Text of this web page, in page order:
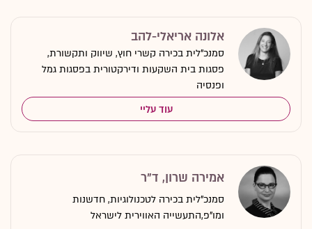
אלונה אריאלי-להב
סמנכ"לית בכירה קשרי חוץ, שיווק ותקשורת,
פסגות בית השקעות ודירקטורית בפסגות גמל
ופנסיה
עוד עליי
אמירה שרון, ד"ר
סמנכ"לית בכירה לטכנולוגיות, חדשנות
ומו"פ,התעשייה האווירית לישראל